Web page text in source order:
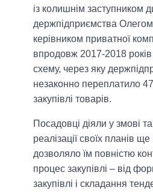
із колишнім заступником
держпідприємства
керівником приватної
впродовж 2017-2018 років
схему, через яку
незаконно переплатило
закупівлі товарів.
Посадовці діяли у змові
реалізації своїх планів
дозволяло їм повністю
процес закупівлі – від
закупівлі і складання